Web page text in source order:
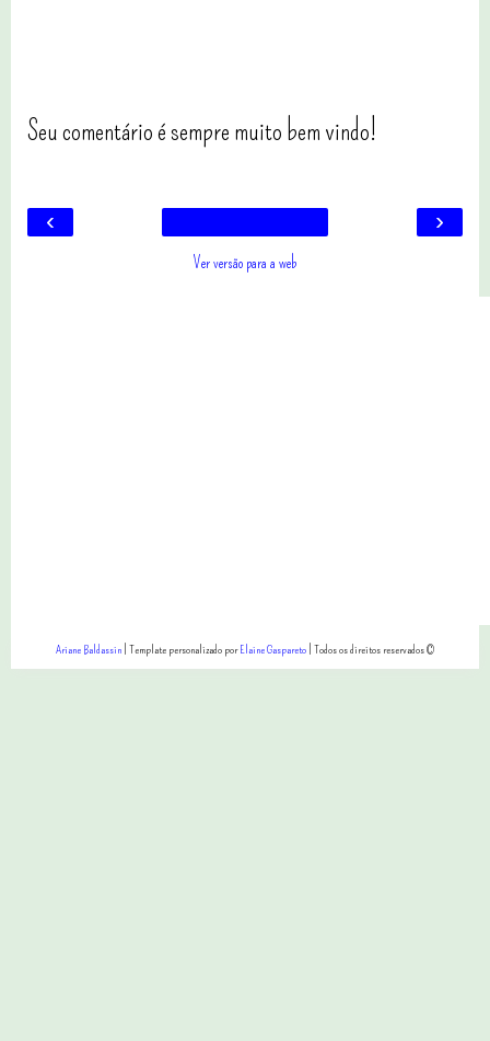
Seu comentário é sempre muito bem vindo!
‹ ›
Ver versão para a web
Ariane Baldassin| Template personalizado porElaine Gaspareto| Todos os direitos reservados ©